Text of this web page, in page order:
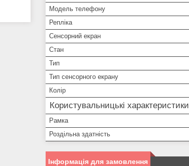
Модель телефону
Репліка
Сенсорний екран
Стан
Тип
Тип сенсорного екрану
Колір
Користувальницькі характеристики
Рамка
Роздільна здатність
Інформація для замовлення